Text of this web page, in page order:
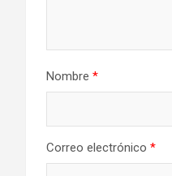
Nombre *
Correo electrónico *